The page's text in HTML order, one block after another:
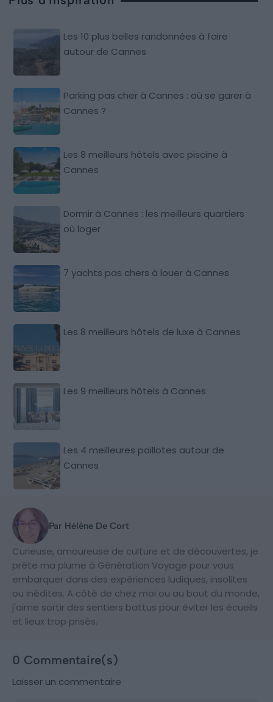
Les 10 plus belles randonnées à faire
autour de Cannes
Parking pas cher à Cannes : où se garer à
Cannes ?
Les 8 meilleurs hôtels avec piscine à
Cannes
Dormir à Cannes : les meilleurs quartiers
où loger
7 yachts pas chers à louer à Cannes
Les 8 meilleurs hôtels de luxe à Cannes
Les 9 meilleurs hôtels à Cannes
Les 4 meilleures paillotes autour de
Cannes
Par Hélène De Cort
Curieuse, amoureuse de culture et de découvertes, je
prête ma plume à Génération Voyage pour vous
embarquer dans des expériences ludiques, insolites
ou inédites. A côté de chez moi ou au bout du monde,
j'aime sortir des sentiers battus pour éviter les écueils
et lieux trop prisés.
0 Commentaire(s)
Laisser un commentaire